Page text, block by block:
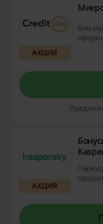
АКЦИЯ
Вам
АКЦИЯ
ключ